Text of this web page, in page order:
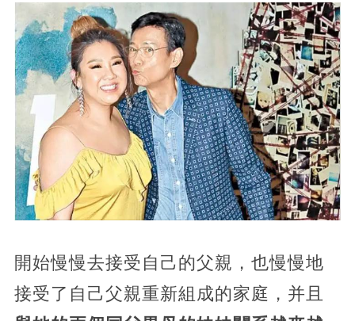
開始慢慢去接受自己的父親，也慢慢地
接受了自己父親重新組成的家庭，并且